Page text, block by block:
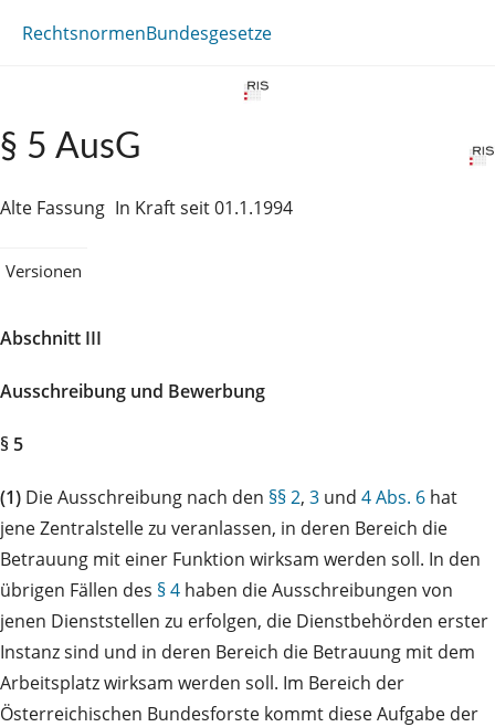
RechtsnormenBundesgesetze
§ 5 AusG
Alte Fassung In Kraft seit 01.1.1994
Versionen
Abschnitt III
Ausschreibung und Bewerbung
§ 5
(1) Die Ausschreibung nach den §§ 2, 3 und 4 Abs. 6 hat
jene Zentralstelle zu veranlassen, in deren Bereich die
Betrauung mit einer Funktion wirksam werden soll. In den
übrigen Fällen des § 4 haben die Ausschreibungen von
jenen Dienststellen zu erfolgen, die Dienstbehörden erster
Instanz sind und in deren Bereich die Betrauung mit dem
Arbeitsplatz wirksam werden soll. Im Bereich der
Österreichischen Bundesforste kommt diese Aufgabe der